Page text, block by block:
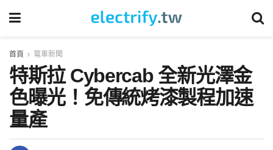
首頁 電車新聞
特斯拉 Cybercab 全新光澤金
色曝光！免傳統烤漆製程加速
量產